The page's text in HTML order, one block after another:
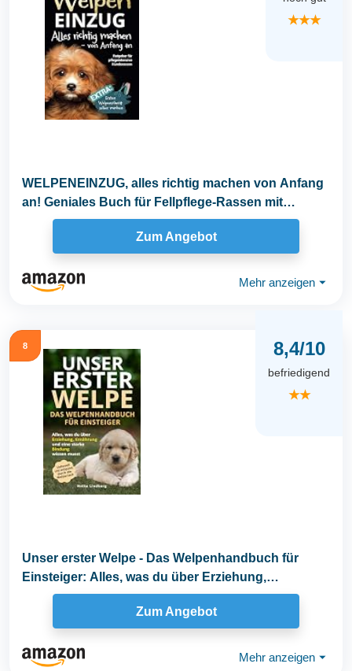
★★★
WELPENEINZUG, alles richtig machen von Anfang
an! Geniales Buch für Fellpflege-Rassen mit
Anleitung...
Zum Angebot
Mehr anzeigen ⏷
8 8,4/10
befriedigend
★★
Unser erster Welpe - Das Welpenhandbuch für
Einsteiger: Alles, was du über Erziehung,
Ernährung...
Zum Angebot
Mehr anzeigen ⏷